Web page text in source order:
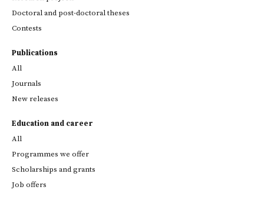
Doctoral and post-doctoral theses
Contests
Publications
All
Journals
New releases
Education and career
All
Programmes we offer
Scholarships and grants
Job offers